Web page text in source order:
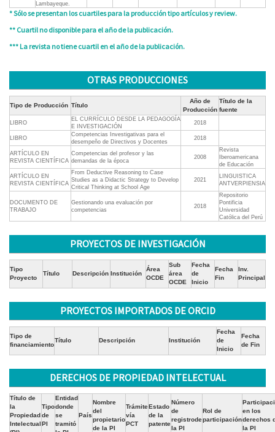
Lambayeque.
* Sólo se presentan los cuartiles para la producción tipo artículos y review.
** Cuartil no disponible para el año de la publicación.
*** La revista no tiene cuartil en el año de la publicación.
OTRAS PRODUCCIONES
Tipo de Producción Título
Año de
Producción
Título de la
fuente
LIBRO
EL CURRÍCULO DESDE LA PEDAGOGÍA
E INVESTIGACIÓN
2018
LIBRO
Competencias Investigativas para el
desempeño de Directivos y Docentes
2018
ARTÍCULO EN
REVISTA CIENTÍFICA
Competencias del profesor y las
demandas de la época
2008
Revista
Iberoamericana
de Educación
ARTÍCULO EN
REVISTA CIENTÍFICA
From Deductive Reasoning to Case
Studies as a Didactic Strategy to Develop
Critical Thinking at School Age
2021
LINGUISTICA
ANTVERPIENSIA
DOCUMENTO DE
TRABAJO
Gestionando una evaluación por
competencias
2018
Repositorio
Pontificia
Universidad
Católica del Perú
PROYECTOS DE INVESTIGACIÓN
Tipo
Proyecto
Título Descripción Institución
Área
OCDE
Sub
área
OCDE
Fecha
de
Inicio
Fecha
Fin
Inv.
Principal
PROYECTOS IMPORTADOS DE ORCID
Tipo de
financiamiento
Título Descripción Institución
Fecha
de
Inicio
Fecha
de Fin
DERECHOS DE PROPIEDAD INTELECTUAL
Título de
la
Propiedad
Intelectual
Tipo
de
PI
Entidad
donde
se
tramitó
País
Nombre
del
propietario
de la PI
Trámite
vía
PCT
Estado
de la
patente
Número
de
registrode
la PI
Rol de
participación
en los
derechos
la PI